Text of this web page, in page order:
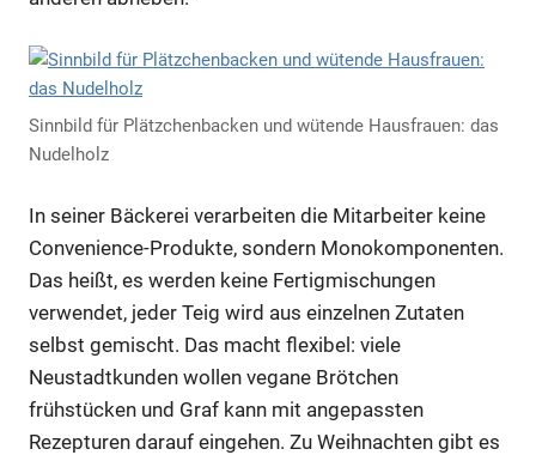
Sinnbild für Plätzchenbacken und wütende Hausfrauen: das
Nudelholz
In seiner Bäckerei verarbeiten die Mitarbeiter keine
Convenience-Produkte, sondern Monokomponenten.
Das heißt, es werden keine Fertigmischungen
verwendet, jeder Teig wird aus einzelnen Zutaten
selbst gemischt. Das macht flexibel: viele
Neustadtkunden wollen vegane Brötchen
frühstücken und Graf kann mit angepassten
Rezepturen darauf eingehen. Zu Weihnachten gibt es